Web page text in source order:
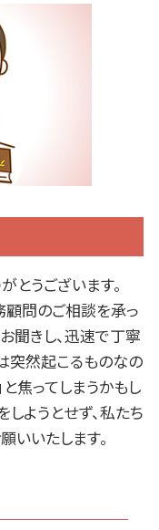
とうございます。
顧問のご相談を承っ
聞きし、迅速で丁寧
突然起こるものなの
と焦ってしまうかもし
ようとせず、私たち
いいたします。